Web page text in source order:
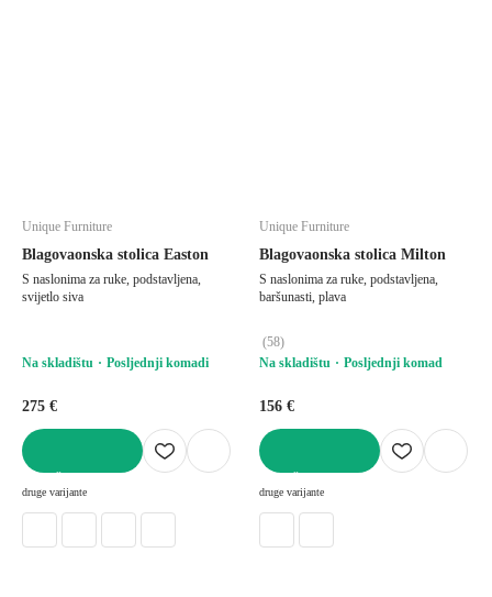
Unique Furniture
Blagovaonska stolica Easton
S naslonima za ruke, podstavljena,
svijetlo siva
Na skladištu Posljednji komadi
275 €
druge varijante
Unique Furniture
Blagovaonska stolica Milton
S naslonima za ruke, podstavljena,
baršunasti, plava
(58)
Na skladištu
Posljednji komad
156 €
druge varijante